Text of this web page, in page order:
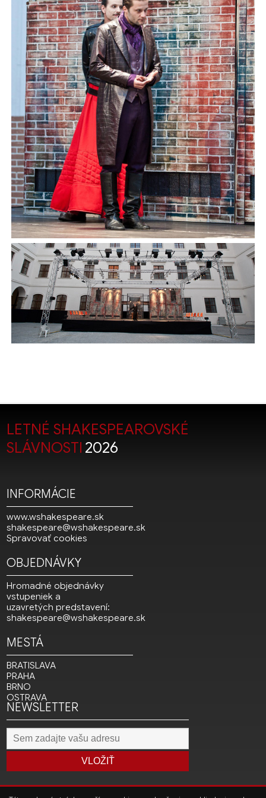
LETNÉ SHAKESPEAROVSKÉ
SLÁVNOSTI 2026
INFORMÁCIE
www.wshakespeare.sk
shakespeare@wshakespeare.sk
Spravovať cookies
OBJEDNÁVKY
Hromadné objednávky
vstupeniek a
uzavretých predstavení:
shakespeare@wshakespeare.sk
MESTÁ
BRATISLAVA
PRAHA
BRNO
OSTRAVA
NEWSLETTER
VLOŽIŤ